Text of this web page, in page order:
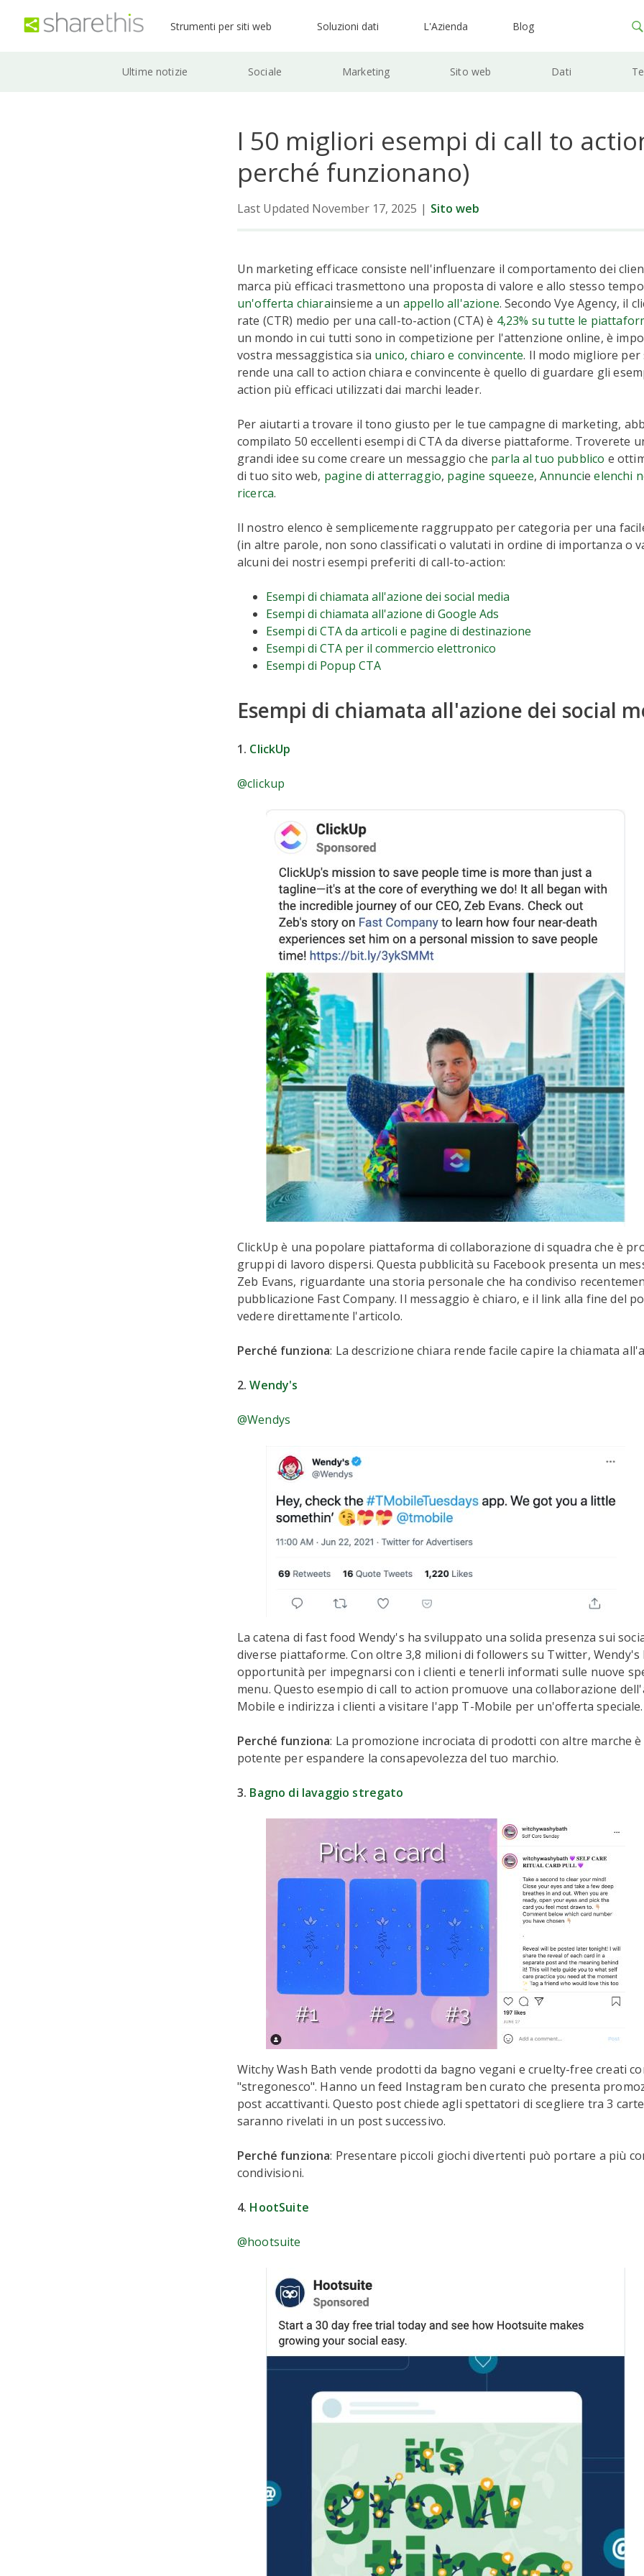
Strumenti per siti web Soluzioni dati L'Azienda Blog
Ultime notizie Sociale Marketing Sito web Dati
I 50 migliori esempi di call to
perché funzionano)
Last Updated November 17, 2025 | Sito web
Un marketing efficace consiste nell'influenzare il comportamento dei
marca più efficaci trasmettono una proposta di valore e allo stesso
un'offerta chiarainsieme a un appello all'azione. Secondo Vye Agency, il
rate (CTR) medio per una call-to-action (CTA) è 4,23% su tutte le
un mondo in cui tutti sono in competizione per l'attenzione online, è
vostra messaggistica sia unico, chiaro e convincente. Il modo migliore per
rende una call to action chiara e convincente è quello di guardare gli
action più efficaci utilizzati dai marchi leader.
Per aiutarti a trovare il tono giusto per le tue campagne di marketing,
compilato 50 eccellenti esempi di CTA da diverse piattaforme. Troverete
grandi idee su come creare un messaggio che parla al tuo pubblico e
di tuo sito web, pagine di atterraggio, pagine squeeze,Annuncieelenchi
ricerca.
Il nostro elenco è semplicemente raggruppato per categoria per una
(in altre parole, non sono classificati o valutati in ordine di importanza o
alcuni dei nostri esempi preferiti di call-to-action:
Esempi di chiamata all'azione dei social media
Esempi di chiamata all'azione di Google Ads
Esempi di CTA da articoli e pagine di destinazione
Esempi di CTA per il commercio elettronico
Esempi di Popup CTA
Esempi di chiamata all'azione dei social
1. ClickUp
@clickup
ClickUp è una popolare piattaforma di collaborazione di squadra che è
gruppi di lavoro dispersi. Questa pubblicità su Facebook presenta un
Zeb Evans, riguardante una storia personale che ha condiviso
pubblicazione Fast Company. Il messaggio è chiaro, e il link alla fine del
vedere direttamente l'articolo.
Perché funziona: La descrizione chiara rende facile capire la chiamata
2.Wendy's
@Wendys
La catena di fast food Wendy's ha sviluppato una solida presenza sui
diverse piattaforme. Con oltre 3,8 milioni di followers su Twitter, Wendy's
opportunità per impegnarsi con i clienti e tenerli informati sulle nuove
menu. Questo esempio di call to action promuove una collaborazione
Mobile e indirizza i clienti a visitare l'app T-Mobile per un'offerta speciale.
Perché funziona: La promozione incrociata di prodotti con altre marche
potente per espandere la consapevolezza del tuo marchio.
3. Bagno di lavaggio stregato
Witchy Wash Bath vende prodotti da bagno vegani e cruelty-free creati
"stregonesco". Hanno un feed Instagram ben curato che presenta
post accattivanti. Questo post chiede agli spettatori di scegliere tra 3
saranno rivelati in un post successivo.
Perché funziona: Presentare piccoli giochi divertenti può portare a più
condivisioni.
4. HootSuite
@hootsuite